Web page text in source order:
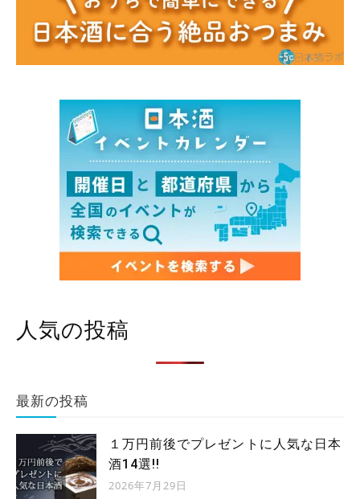
人気の投稿
最新の投稿
１万円前後でプレゼントに人気な日本
酒14選!!
2026年7月29日